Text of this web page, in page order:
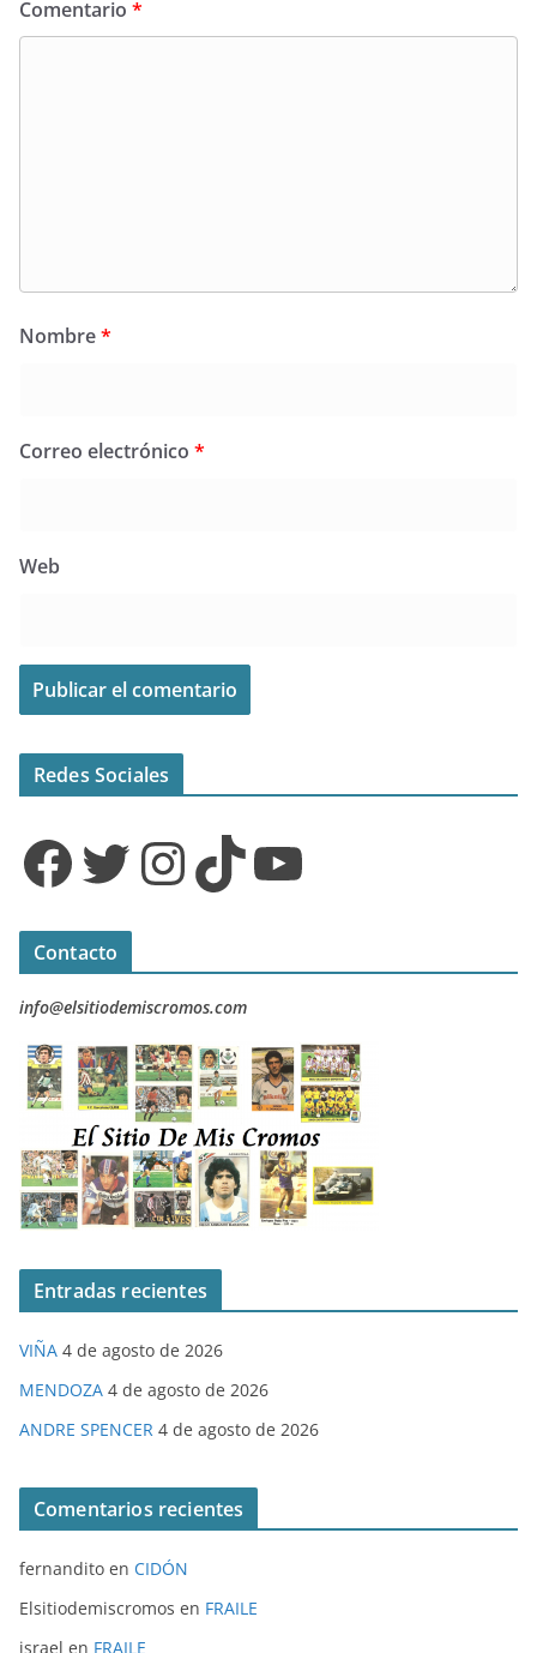
Comentario *
Nombre*
Correo electrónico *
Web
Redes Sociales
Facebook Twitter InstagramTikTok YouTube
Contacto
info@elsitiodemiscromos.com
Entradas recientes
VIÑA 4 de agosto de 2026
MENDOZA 4 de agosto de 2026
ANDRE SPENCER 4 de agosto de 2026
Comentarios recientes
fernandito en CIDÓN
Elsitiodemiscromos en FRAILE
israel en FRAILE